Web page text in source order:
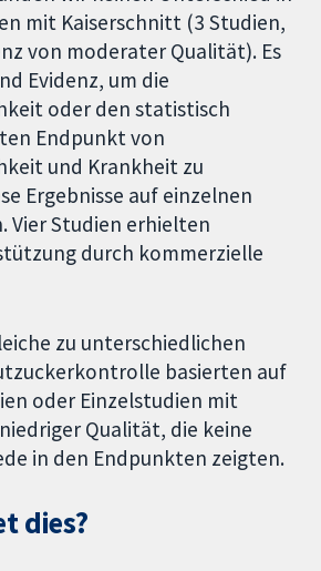
mit Kaiserschnitt (3 Studien,
von moderater Qualität). Es
Evidenz, um die
oder den statistisch
Endpunkt von
und Krankheit zu
Ergebnisse auf einzelnen
Vier Studien erhielten
durch kommerzielle
zu unterschiedlichen
basierten auf
oder Einzelstudien mit
Qualität, die keine
in den Endpunkten zeigten.
dies?